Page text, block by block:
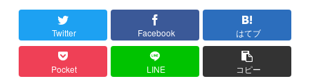
Twitter Facebook はてブ
Pocket LINE コピー